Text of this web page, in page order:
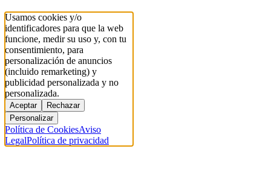
Usamos cookies y/o
identificadores para que la web
funcione, medir su uso y, con tu
consentimiento, para
personalización de anuncios
(incluido remarketing) y
publicidad personalizada y no
personalizada.
Aceptar
Rechazar
Personalizar
Política de CookiesAviso
LegalPolítica de privacidad